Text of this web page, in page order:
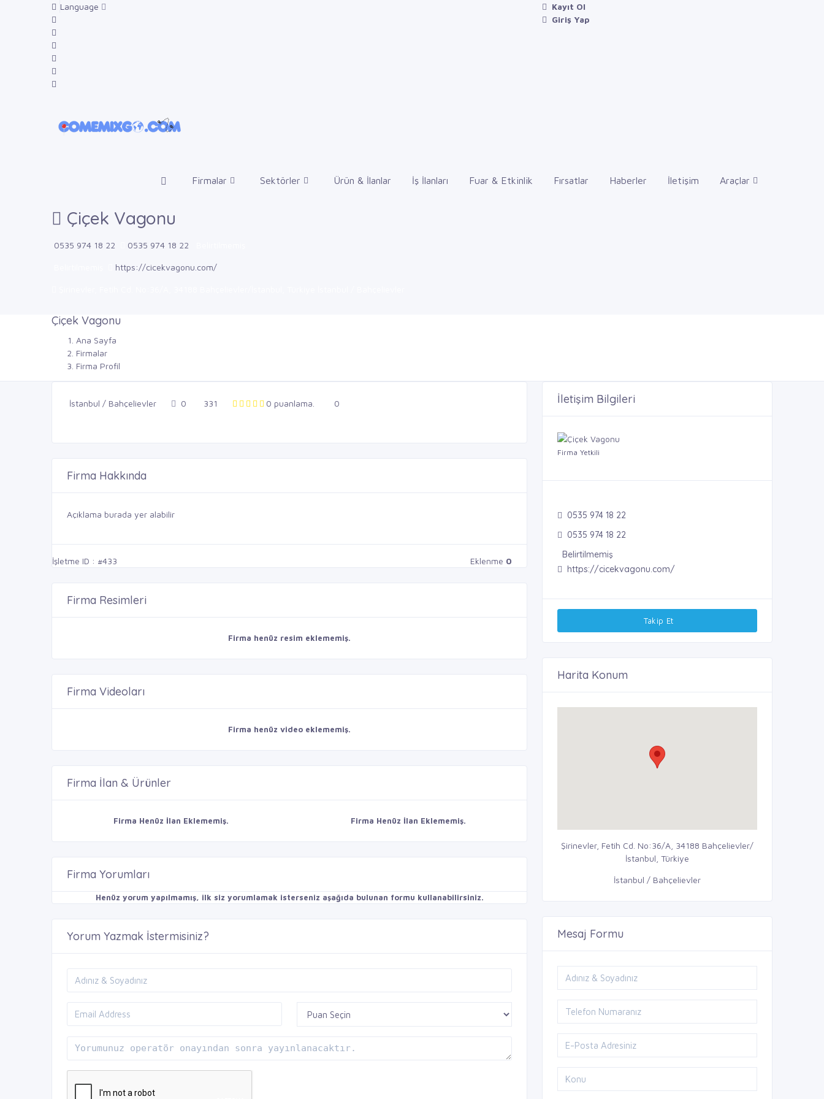
Language
Kayıt Ol
Giriş Yap
Firmalar Sektörler Ürün & İlanlar İş İlanları Fuar & Etkinlik Fırsatlar Haberler İletişim Araçlar
Çiçek Vagonu
0535 974 18 22 0535 974 18 22
https://cicekvagonu.com/
Çiçek Vagonu
Ana Sayfa
Firmalar
Firma Profil
İstanbul / Bahçelievler 0 331 0 puanlama. 0
Firma Hakkında
Açıklama burada yer alabilir
İşletme ID : #433 Eklenme 0
Firma Resimleri
Firma henüz resim eklememiş.
Firma Videoları
Firma henüz video eklememiş.
Firma İlan & Ürünler
Firma Henüz İlan Eklememiş. Firma Henüz İlan Eklememiş.
Firma Yorumları
Henüz yorum yapılmamış, ilk siz yorumlamak isterseniz aşağıda bulunan formu kullanabilirsiniz.
Yorum Yazmak İstermisiniz?
İletişim Bilgileri
Firma Yetkili
0535 974 18 22
0535 974 18 22
Belirtilmemiş
https://cicekvagonu.com/
Takip Et
Harita Konum
Şirinevler, Fetih Cd. No:36/A, 34188 Bahçelievler/
İstanbul, Türkiye
İstanbul / Bahçelievler
Mesaj Formu